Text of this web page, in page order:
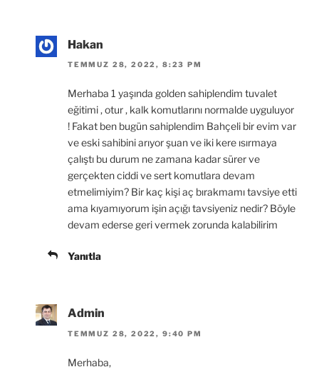
Hakan
TEMMUZ 28, 2022, 8:23 PM
Merhaba 1 yaşında golden sahiplendim tuvalet
eğitimi , otur , kalk komutlarını normalde uyguluyor
! Fakat ben bugün sahiplendim Bahçeli bir evim var
ve eski sahibini arıyor şuan ve iki kere ısırmaya
çalıştı bu durum ne zamana kadar sürer ve
gerçekten ciddi ve sert komutlara devam
etmelimiyim? Bir kaç kişi aç bırakmamı tavsiye etti
ama kıyamıyorum işin açığı tavsiyeniz nedir? Böyle
devam ederse geri vermek zorunda kalabilirim
Yanıtla
Admin
TEMMUZ 28, 2022, 9:40 PM
Merhaba,